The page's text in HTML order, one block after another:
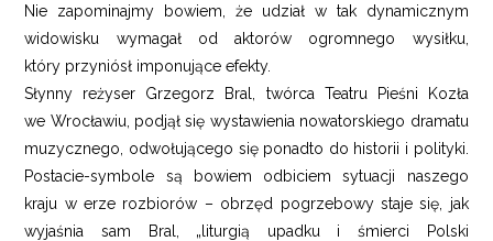
Nie zapominajmy bowiem, że udział w tak dynamicznym
widowisku wymagał od aktorów ogromnego wysiłku,
który przyniósł imponujące efekty.
Słynny reżyser Grzegorz Bral, twórca Teatru Pieśni Kozła
we Wrocławiu, podjął się wystawienia nowatorskiego dramatu
muzycznego, odwołującego się ponadto do historii i polityki.
Postacie-symbole są bowiem odbiciem sytuacji naszego
kraju w erze rozbiorów – obrzęd pogrzebowy staje się, jak
wyjaśnia sam Bral, „liturgią upadku i śmierci Polski